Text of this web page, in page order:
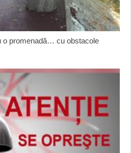
o promenadă… cu obstacole